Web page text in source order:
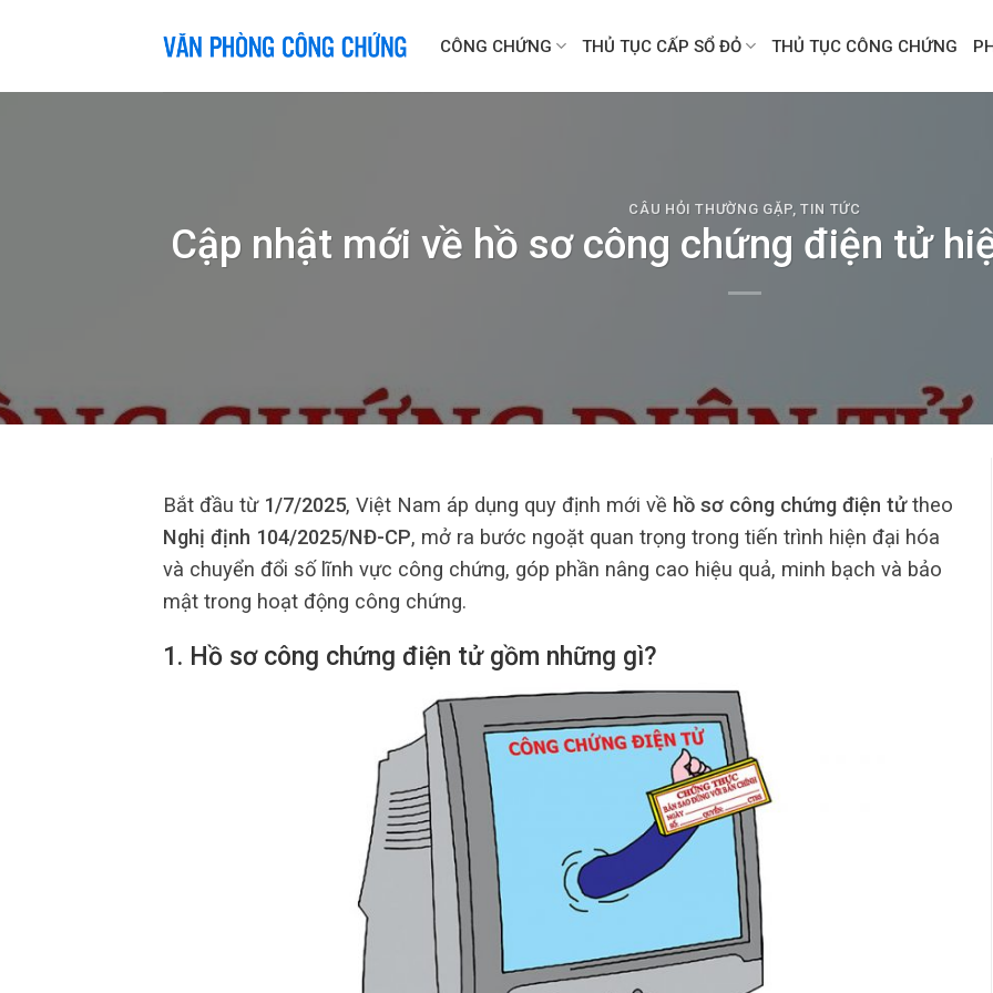
CÔNG CHỨNG THỦ TỤC CẤP SỔ ĐỎ THỦ TỤC CÔNG CHỨNG
CÂU HỎI THƯỜNG GẶP,TIN TỨC
Cập nhật mới về hồ sơ công chứng điện tử
Bắt đầu từ 1/7/2025, Việt Nam áp dụng quy định mới về hồ sơ công chứng điện tửtheo
Nghị định 104/2025/NĐ-CP, mở ra bước ngoặt quan trọng trong tiến trình hiện đại hóa
và chuyển đổi số lĩnh vực công chứng, góp phần nâng cao hiệu quả, minh bạch và bảo
mật trong hoạt động công chứng.
1. Hồ sơ công chứng điện tử gồm những gì?